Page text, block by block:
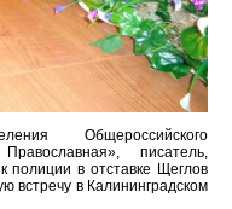
Общероссийского
писатель,
полиции в отставке Щеглов
встречу в Калининградском